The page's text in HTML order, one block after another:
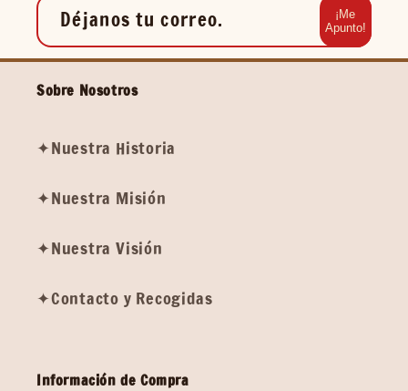
Déjanos tu correo.
¡Me
Apunto!
Sobre Nosotros
✦Nuestra Historia
✦Nuestra Misión
✦Nuestra Visión
✦Contacto y Recogidas
Información de Compra